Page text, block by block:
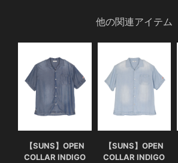
他の関連アイテム
【SUNS】OPEN
COLLAR INDIGO
【SUNS】OPEN
COLLAR INDIGO